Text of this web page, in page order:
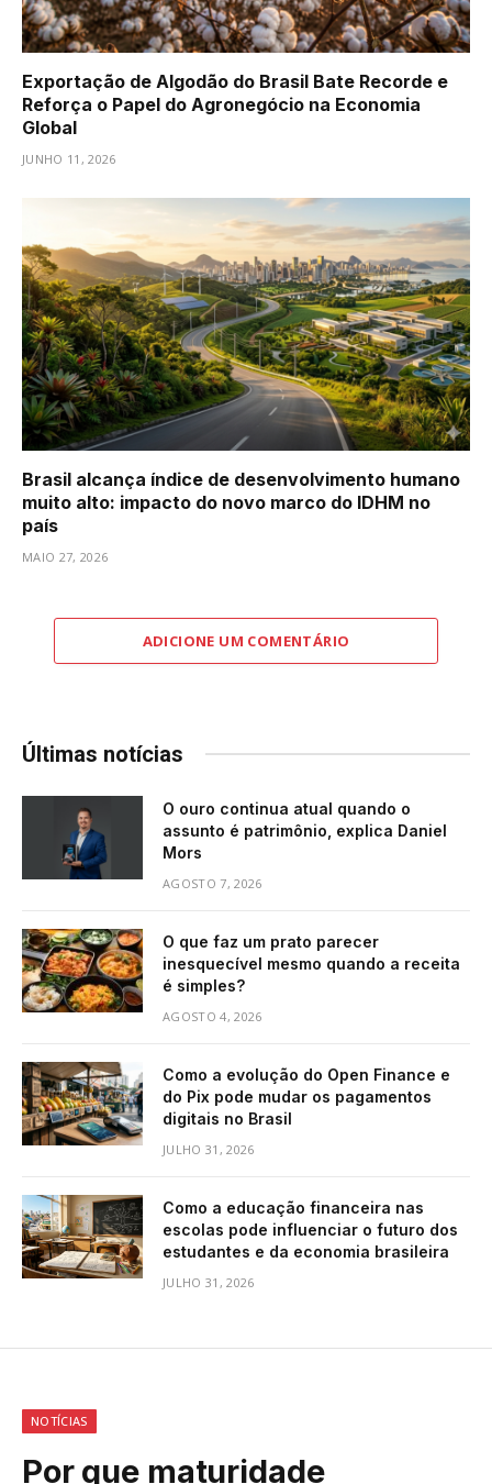
Exportação de Algodão do Brasil Bate Recorde e
Reforça o Papel do Agronegócio na Economia
Global
JUNHO 11, 2026
Brasil alcança índice de desenvolvimento humano
muito alto: impacto do novo marco do IDHM no
país
MAIO 27, 2026
ADICIONE UM COMENTÁRIO
Últimas notícias
O ouro continua atual quando o
assunto é patrimônio, explica Daniel
Mors
AGOSTO 7, 2026
O que faz um prato parecer
inesquecível mesmo quando a receita
é simples?
AGOSTO 4, 2026
Como a evolução do Open Finance e
do Pix pode mudar os pagamentos
digitais no Brasil
JULHO 31, 2026
Como a educação financeira nas
escolas pode influenciar o futuro dos
estudantes e da economia brasileira
JULHO 31, 2026
NOTÍCIAS
Por que maturidade